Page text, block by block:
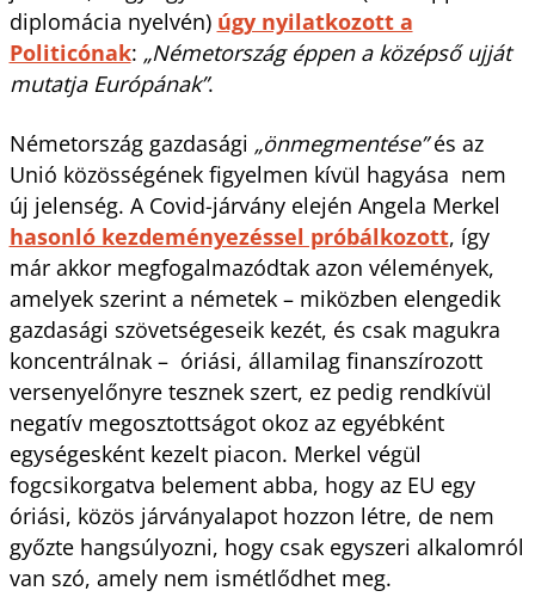
diplomácia nyelvén) úgy nyilatkozott a
Politicónak: „Németország éppen a középső ujját
mutatja Európának”.
Németország gazdasági „önmegmentése”és az
Unió közösségének figyelmen kívül hagyása nem
új jelenség. A Covid-járvány elején Angela Merkel
hasonló kezdeményezéssel próbálkozott, így
már akkor megfogalmazódtak azon vélemények,
amelyek szerint a németek – miközben elengedik
gazdasági szövetségeseik kezét, és csak magukra
koncentrálnak – óriási, államilag finanszírozott
versenyelőnyre tesznek szert, ez pedig rendkívül
negatív megosztottságot okoz az egyébként
egységesként kezelt piacon. Merkel végül
fogcsikorgatva belement abba, hogy az EU egy
óriási, közös járványalapot hozzon létre, de nem
győzte hangsúlyozni, hogy csak egyszeri alkalomról
van szó, amely nem ismétlődhet meg.